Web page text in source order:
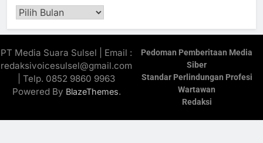
Arsip
PT Media Suara Sulsel | Email :
redaksivoicesulsel@gmail.com
| Telp. 0852 9860 9963
Powered By BlazeThemes.
Pedoman Pemberitaan Media
Siber
Standar Perlindungan Profesi
Wartawan
Redaksi